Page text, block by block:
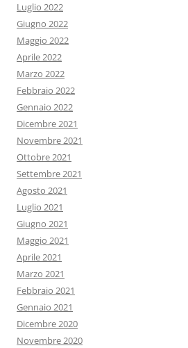
Luglio 2022
Giugno 2022
Maggio 2022
Aprile 2022
Marzo 2022
Febbraio 2022
Gennaio 2022
Dicembre 2021
Novembre 2021
Ottobre 2021
Settembre 2021
Agosto 2021
Luglio 2021
Giugno 2021
Maggio 2021
Aprile 2021
Marzo 2021
Febbraio 2021
Gennaio 2021
Dicembre 2020
Novembre 2020